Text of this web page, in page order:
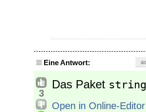
Eine Antwort:
3
Das Paket
Open in Online-Editor